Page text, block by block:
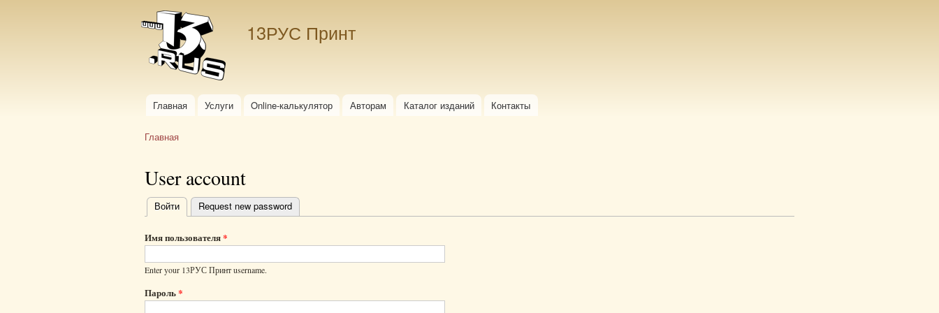
13РУС Принт
Главное меню
Главная Услуги Online-калькулятор Авторам Каталог изданий Контакты
Главная
User account
Главные
вкладки
Войти (активная вкладка)
Request new password
Имя пользователя*
Enter your 13РУС Принт username.
Пароль*